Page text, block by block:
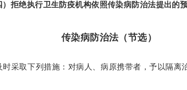
）拒绝执行卫生防疫机构依照传染病防治法提出的
传染病防治法（节选）
采取下列措施：对病人、病原携带者，予以隔离